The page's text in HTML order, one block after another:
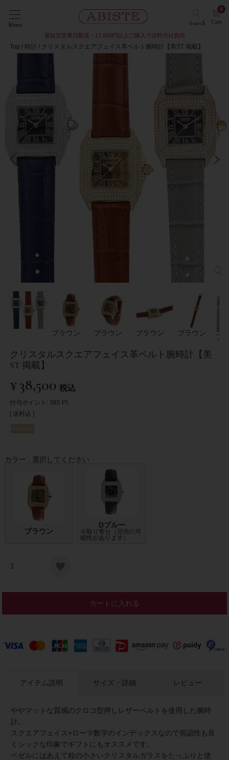
Menu Search Cart
0
最短翌営業日配送・11,000円以上ご購入で送料当社負担
Top 時計 クリスタルスクエアフェイス革ベルト腕時計【美ST 掲載】
ブラウン ブラウン ブラウン ブラウン ブ
クリスタルスクエアフェイス革ベルト腕時計【美
ST 掲載】
¥38,500 税込
付与ポイント: 385 Pt.
送料込
カラー 選択してください
ブラウン
Dブルー
※取り寄せ（完売の可
能性があります）
カートに入れる
アイテム説明
ややマットな質感のクロコ型押しレザーベルトを使用した腕時
計。
スクエアフェイス×ローマ数字のインデックスなので視認性も良
くシックな印象でギフトにもオススメです。
ベゼルにはあえて粒の小さいクリスタルガラスをたっぷりと使
サイズ・詳細 レビュー